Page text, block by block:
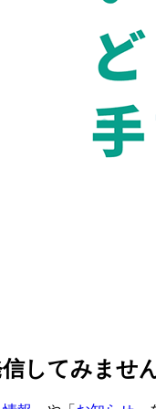
してみませ